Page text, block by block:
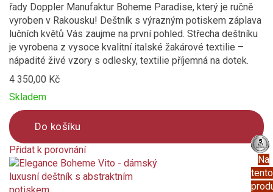
Na
tento
řady Doppler Manufaktur Boheme Paradise, který je ručně
vyroben v Rakousku! Deštník s výrazným potiskem záplava
lučních květů Vás zaujme na první pohled. Střecha deštníku
je vyrobena z vysoce kvalitní italské žakárové textilie –
nápadité živé vzory s odlesky, textilie příjemná na dotek.
4 350,00 Kč
Skladem
Do košíku
Přidat k porovnání
Product
is
added